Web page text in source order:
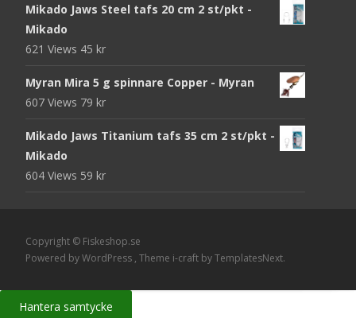
Mikado Jaws Steel tafs 20 cm 2 st/pkt -
Mikado
621 Views 45 kr
Myran Mira 5 g spinnare Copper - Myran
607 Views 79 kr
Mikado Jaws Titanium tafs 35 cm 2 st/pkt -
Mikado
604 Views 59 kr
Copyright © Fiskeshop.se
Powered by WordPress , Theme i-craft by TemplatesNext.
Hantera samtycke